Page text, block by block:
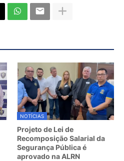
NOTÍCIAS
Projeto de Lei de
Recomposição Salarial da
Segurança Pública é
aprovado na ALRN